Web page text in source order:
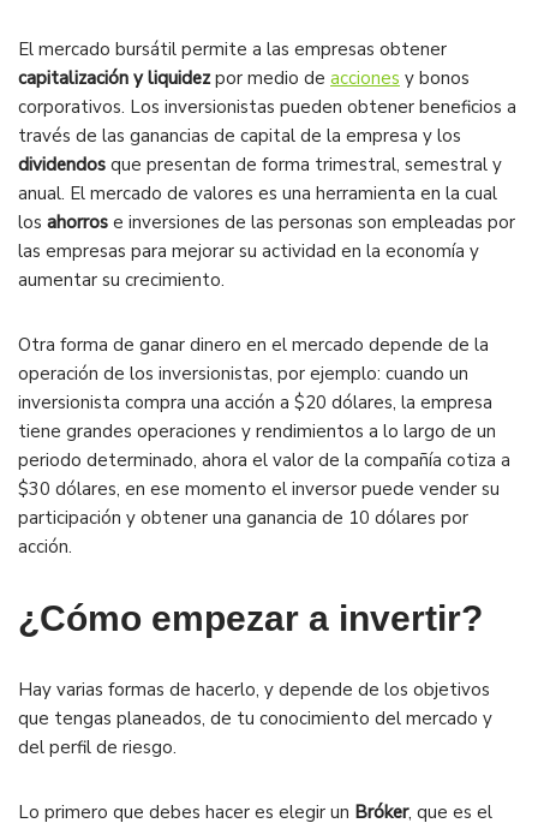
El mercado bursátil permite a las empresas obtener
capitalización y liquidezpor medio de acciones y bonos
corporativos. Los inversionistas pueden obtener beneficios a
través de las ganancias de capital de la empresa y los
dividendos que presentan de forma trimestral, semestral y
anual. El mercado de valores es una herramienta en la cual
los ahorros e inversiones de las personas son empleadas por
las empresas para mejorar su actividad en la economía y
aumentar su crecimiento.
Otra forma de ganar dinero en el mercado depende de la
operación de los inversionistas, por ejemplo: cuando un
inversionista compra una acción a $20 dólares, la empresa
tiene grandes operaciones y rendimientos a lo largo de un
periodo determinado, ahora el valor de la compañía cotiza a
$30 dólares, en ese momento el inversor puede vender su
participación y obtener una ganancia de 10 dólares por
acción.
¿Cómo empezar a invertir?
Hay varias formas de hacerlo, y depende de los objetivos
que tengas planeados, de tu conocimiento del mercado y
del perfil de riesgo.
Lo primero que debes hacer es elegir un Bróker, que es el